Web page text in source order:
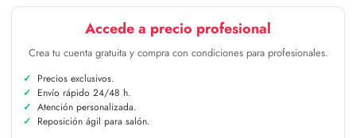
Accede a precio profesional
Crea tu cuenta gratuita y compra con condiciones para profesionales.
Precios exclusivos.
Envío rápido 24/48 h.
Atención personalizada.
Reposición ágil para salón.